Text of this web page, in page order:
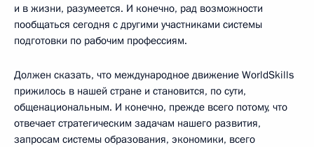
и в жизни, разумеется. И конечно, рад возможности
пообщаться сегодня с другими участниками системы
подготовки по рабочим профессиям.
Должен сказать, что международное движение WorldSkills
прижилось в нашей стране и становится, по сути,
общенациональным. И конечно, прежде всего потому, что
отвечает стратегическим задачам нашего развития,
запросам системы образования, экономики, всего